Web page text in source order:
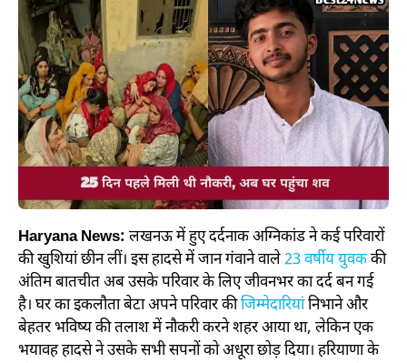
Haryana News: लखनऊ में हुए दर्दनाक अग्निकांड ने कई परिवारों
की खुशियां छीन लीं। इस हादसे में जान गंवाने वाले23 वर्षीय युवककी
अंतिम बातचीत अब उसके परिवार के लिए जीवनभर का दर्द बन गई
है। घर का इकलौता बेटा अपने परिवार कीजिम्मेदारियांनिभाने और
बेहतर भविष्य की तलाश में नौकरी करने शहर आया था, लेकिन एक
भयावह हादसे ने उसके सभी सपनों को अधूरा छोड़ दिया। हरियाणा के